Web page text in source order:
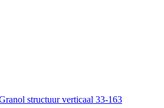
structuur verticaal 33-163